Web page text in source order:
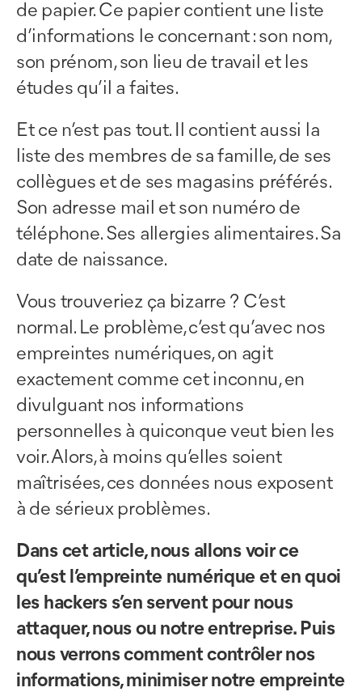
de papier. Ce papier contient une liste
d’informations le concernant : son nom,
son prénom, son lieu de travail et les
études qu’il a faites.
Et ce n’est pas tout. Il contient aussi la
liste des membres de sa famille, de ses
collègues et de ses magasins préférés.
Son adresse mail et son numéro de
téléphone. Ses allergies alimentaires. Sa
date de naissance.
Vous trouveriez ça bizarre ? C’est
normal. Le problème, c’est qu’avec nos
empreintes numériques, on agit
exactement comme cet inconnu, en
divulguant nos informations
personnelles à quiconque veut bien les
voir. Alors, à moins qu’elles soient
maîtrisées, ces données nous exposent
à de sérieux problèmes.
Dans cet article, nous allons voir ce
qu’est l’empreinte numérique et en quoi
les hackers s’en servent pour nous
attaquer, nous ou notre entreprise. Puis
nous verrons comment contrôler nos
informations, minimiser notre empreinte